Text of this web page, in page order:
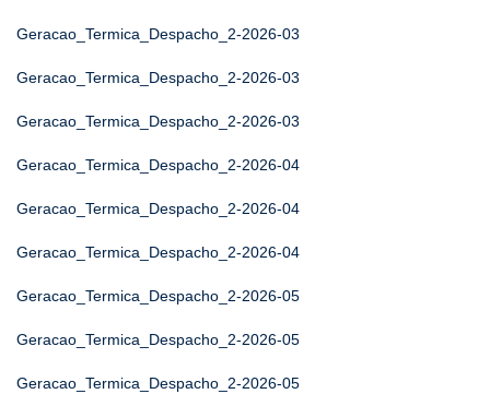
Geracao_Termica_Despacho_2-2026-03
Geracao_Termica_Despacho_2-2026-03
Geracao_Termica_Despacho_2-2026-03
Geracao_Termica_Despacho_2-2026-04
Geracao_Termica_Despacho_2-2026-04
Geracao_Termica_Despacho_2-2026-04
Geracao_Termica_Despacho_2-2026-05
Geracao_Termica_Despacho_2-2026-05
Geracao_Termica_Despacho_2-2026-05